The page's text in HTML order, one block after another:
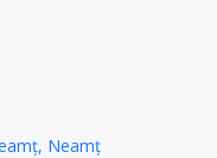
Neamț